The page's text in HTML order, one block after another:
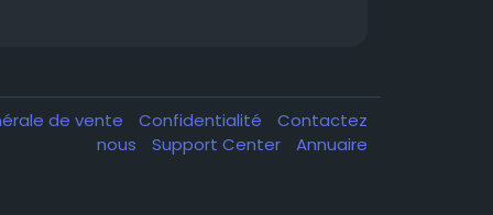
de vente Confidentialité
Contactez
nous
Support Center Annuaire